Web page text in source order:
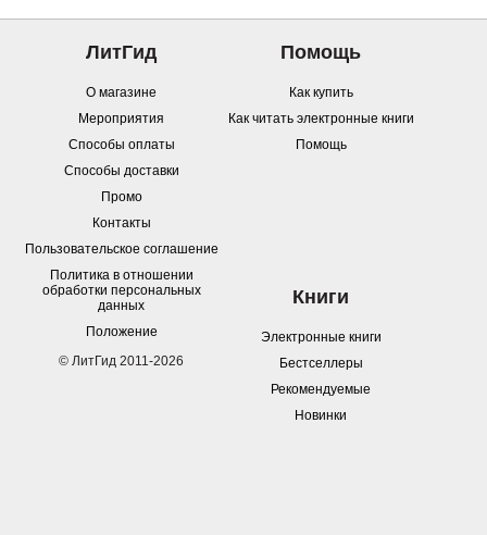
ЛитГид
О магазине
Мероприятия
Способы оплаты
Способы доставки
Промо
Контакты
Пользовательское соглашение
Политика в отношении
обработки персональных
данных
Положение
© ЛитГид 2011-2026
Помощь
Как купить
Как читать электронные книги
Помощь
Книги
Электронные книги
Бестселлеры
Рекомендуемые
Новинки